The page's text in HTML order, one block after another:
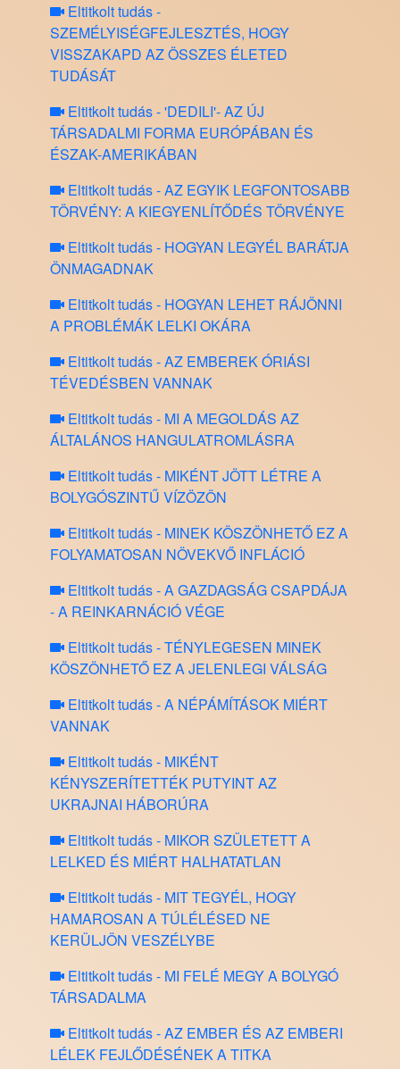
Eltitkolt tudás -
SZEMÉLYISÉGFEJLESZTÉS, HOGY
VISSZAKAPD AZ ÖSSZES ÉLETED
TUDÁSÁT
Eltitkolt tudás - 'DEDILI'- AZ ÚJ
TÁRSADALMI FORMA EURÓPÁBAN ÉS
ÉSZAK-AMERIKÁBAN
Eltitkolt tudás - AZ EGYIK LEGFONTOSABB
TÖRVÉNY: A KIEGYENLÍTŐDÉS TÖRVÉNYE
Eltitkolt tudás - HOGYAN LEGYÉL BARÁTJA
ÖNMAGADNAK
Eltitkolt tudás - HOGYAN LEHET RÁJÖNNI
A PROBLÉMÁK LELKI OKÁRA
Eltitkolt tudás - AZ EMBEREK ÓRIÁSI
TÉVEDÉSBEN VANNAK
Eltitkolt tudás - MI A MEGOLDÁS AZ
ÁLTALÁNOS HANGULATROMLÁSRA
Eltitkolt tudás - MIKÉNT JÖTT LÉTRE A
BOLYGÓSZINTŰ VÍZÖZÖN
Eltitkolt tudás - MINEK KÖSZÖNHETŐ EZ A
FOLYAMATOSAN NÖVEKVŐ INFLÁCIÓ
Eltitkolt tudás - A GAZDAGSÁG CSAPDÁJA
- A REINKARNÁCIÓ VÉGE
Eltitkolt tudás - TÉNYLEGESEN MINEK
KÖSZÖNHETŐ EZ A JELENLEGI VÁLSÁG
Eltitkolt tudás - A NÉPÁMÍTÁSOK MIÉRT
VANNAK
Eltitkolt tudás - MIKÉNT
KÉNYSZERÍTETTÉK PUTYINT AZ
UKRAJNAI HÁBORÚRA
Eltitkolt tudás - MIKOR SZÜLETETT A
LELKED ÉS MIÉRT HALHATATLAN
Eltitkolt tudás - MIT TEGYÉL, HOGY
HAMAROSAN A TÚLÉLÉSED NE
KERÜLJÖN VESZÉLYBE
Eltitkolt tudás - MI FELÉ MEGY A BOLYGÓ
TÁRSADALMA
Eltitkolt tudás - AZ EMBER ÉS AZ EMBERI
LÉLEK FEJLŐDÉSÉNEK A TITKA